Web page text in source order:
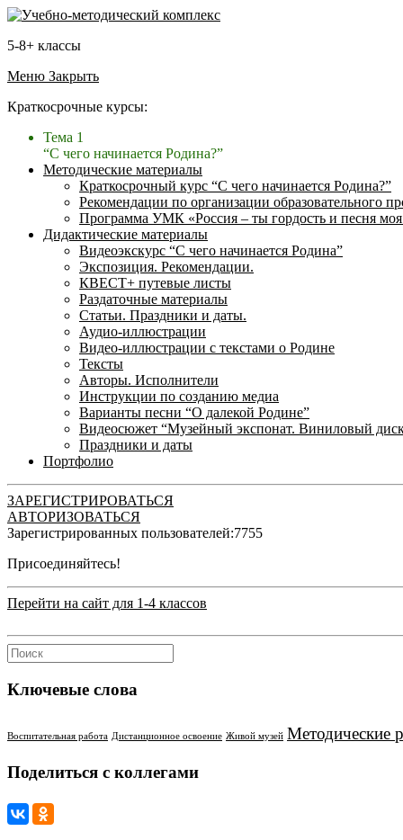
5-8+ классы
Меню Закрыть
Краткосрочные курсы:
Тема 1
“С чего начинается Родина?”
Методические материалы
Краткосрочный курс “С чего начинается Родина?”
Рекомендации по организации образовательного
Программа УМК «Россия – ты гордость и песня
Дидактические материалы
Видеоэкскурс “С чего начинается Родина”
Экспозиция. Рекомендации.
КВЕСТ+ путевые листы
Раздаточные материалы
Статьи. Праздники и даты.
Аудио-иллюстрации
Видео-иллюстрации с текстами о Родине
Тексты
Авторы. Исполнители
Инструкции по созданию медиа
Варианты песни “О далекой Родине”
Видеосюжет “Музейный экспонат. Виниловый
Праздники и даты
Портфолио
ЗАРЕГИСТРИРОВАТЬСЯ
АВТОРИЗОВАТЬСЯ
Зарегистрированных пользователей:7755
Присоединяйтесь!
Перейти на сайт для 1-4 классов
Ключевые слова
Воспитательная работа Дистанционное освоение Живой музей Методические
Поделиться с коллегами